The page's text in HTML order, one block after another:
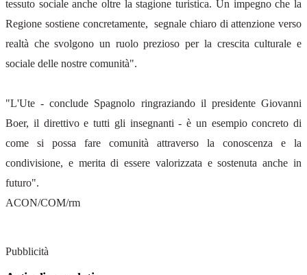
tessuto sociale anche oltre la stagione turistica. Un impegno che la
Regione sostiene concretamente, segnale chiaro di attenzione verso
realtà che svolgono un ruolo prezioso per la crescita culturale e
sociale delle nostre comunità".
"L'Ute - conclude Spagnolo ringraziando il presidente Giovanni
Boer, il direttivo e tutti gli insegnanti - è un esempio concreto di
come si possa fare comunità attraverso la conoscenza e la
condivisione, e merita di essere valorizzata e sostenuta anche in
futuro".
ACON/COM/rm
Pubblicità